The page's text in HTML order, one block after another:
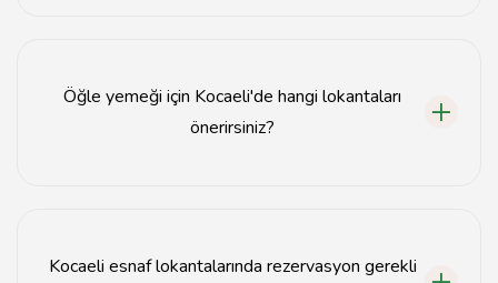
Öğle yemeği için Kocaeli'de hangi lokantaları
önerirsiniz?
Kocaeli esnaf lokantalarında rezervasyon gerekli